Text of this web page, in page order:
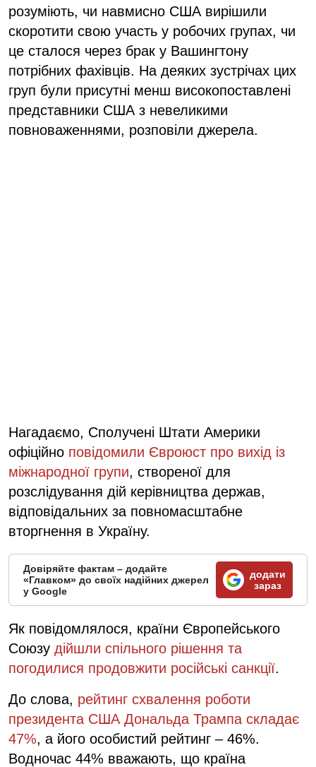
розуміють, чи навмисно США вирішили
скоротити свою участь у робочих групах, чи
це сталося через брак у Вашингтону
потрібних фахівців. На деяких зустрічах цих
груп були присутні менш високопоставлені
представники США з невеликими
повноваженнями, розповіли джерела.
Нагадаємо, Сполучені Штати Америки
офіційно повідомили Євроюст про вихід із
міжнародної групи, створеної для
розслідування дій керівництва держав,
відповідальних за повномасштабне
вторгнення в Україну.
Довіряйте фактам – додайте
«Главком» до своїх надійних джерел
у Google
додати
зараз
Як повідомлялося, країни Європейського
Союзу дійшли спільного рішення та
погодилися продовжити російські санкції.
До слова, рейтинг схвалення роботи
президента США Дональда Трампа складає
47%, а його особистий рейтинг – 46%.
Водночас 44% вважають, що країна